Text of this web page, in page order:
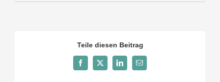
Bestellerprinzip
Teile diesen Beitrag
Facebook
X LinkedIn
E-
Mail